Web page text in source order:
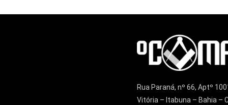
Rua Paraná, nº 66, Aptº
Vitória – Itabuna – Bahia –